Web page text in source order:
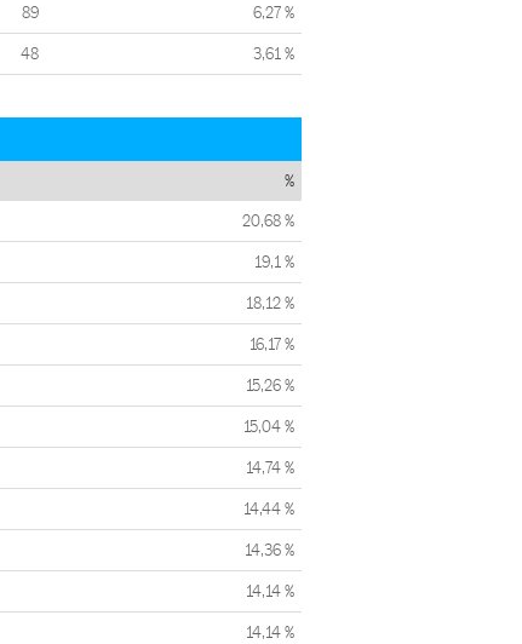
89 6,27 %
48 3,61 %
%
20,68 %
19,1 %
18,12 %
16,17 %
15,26 %
15,04 %
14,74 %
14,44 %
14,36 %
14,14 %
14,14 %